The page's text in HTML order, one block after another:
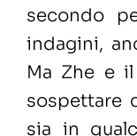
secondo
indagini,
Ma Zhe e
sospettare
sia in